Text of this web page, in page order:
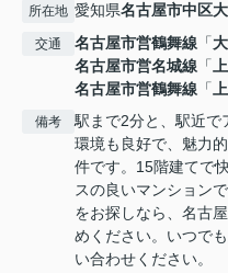
所在地 愛知県名古屋市中区
交通 名古屋市営鶴舞線 「
名古屋市営名城線 「
名古屋市営鶴舞線 「
備考
駅まで2分と、駅近で
環境も良好で、魅力
件です。15階建てで
スの良いマンション
をお探しなら、名古
めください。いつで
い合わせください。